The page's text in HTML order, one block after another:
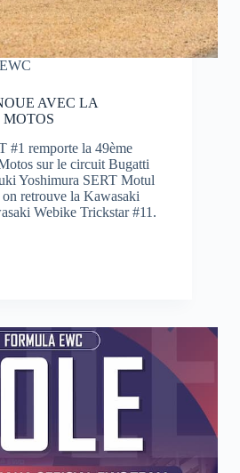
EWC
AVEC LA
#1 remporte la 49ème
sur le circuit Bugatti
Yoshimura SERT Motul
retrouve la Kawasaki
Webike Trickstar #11.